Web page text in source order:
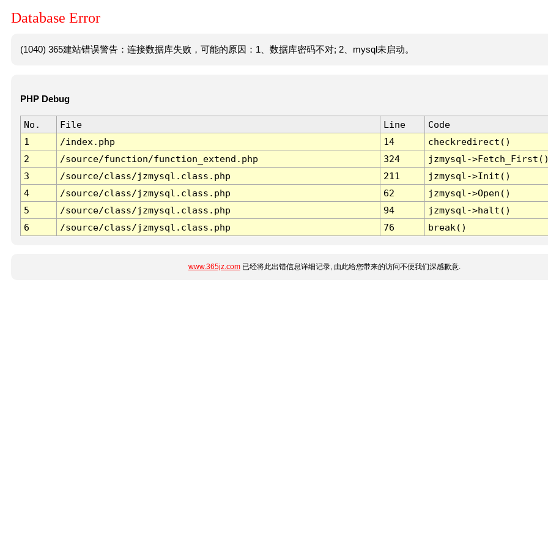
Database Error
(1040) 365建站错误警告：连接数据库失败，可能的原因：1、数据库密码不对; 2、mysql未启动。
PHP Debug
No. File Line
Code
1
/index.php 14
checkredirect()
2
/source/function/function_extend.php 324
jzmysql-
3
/source/class/jzmysql.class.php 211
jzmysql->Init()
4
/source/class/jzmysql.class.php 62
jzmysql->Open()
5
/source/class/jzmysql.class.php 94
jzmysql->halt()
6
/source/class/jzmysql.class.php 76 break()
www.365jz.com已经将此出错信息详细记录, 由此给您带来的访问不便我们深感歉意.